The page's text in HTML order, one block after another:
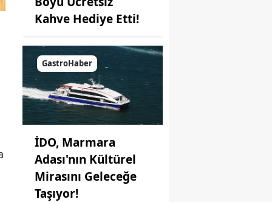
Kahve Hediye Etti!
GastroHaber
İDO, Marmara
Adası'nın Kültürel
Mirasını Geleceğe
Taşıyor!